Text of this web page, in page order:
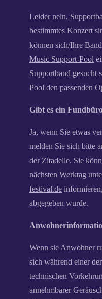
Leider nein.
bestimmtes Konzert
können sich/Ihre
Music Support-Pool
Supportband gesucht
Pool den passenden
Gibt es ein
Ja, wenn Sie etwas
melden Sie sich bitte
der Zitadelle. Sie
nächsten Werktag
festival.de
abgegeben wurde.
Wenn sie Anwohner
sich während einer
technischen
annehmbarer